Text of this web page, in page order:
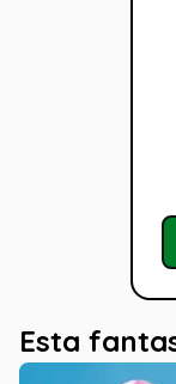
Esta